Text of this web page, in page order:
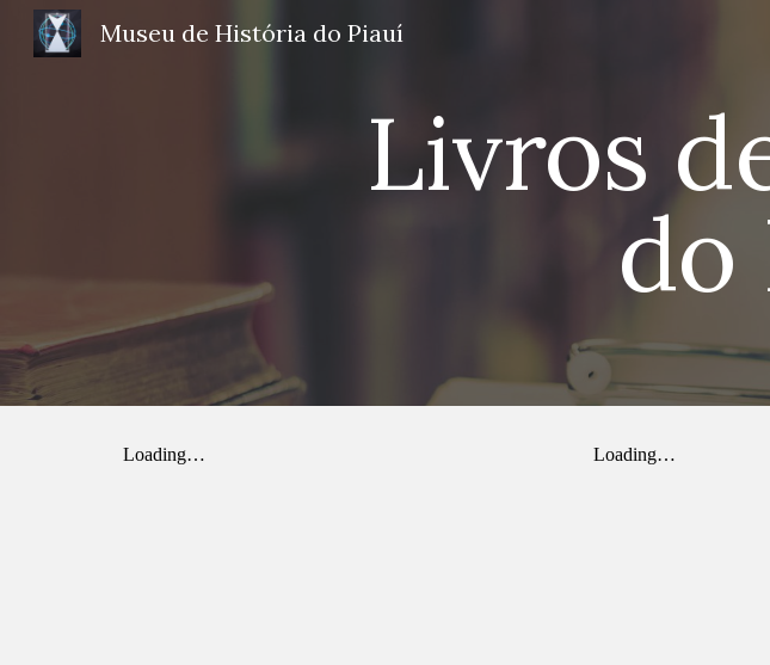
Museu de História do Piauí
Livros
do